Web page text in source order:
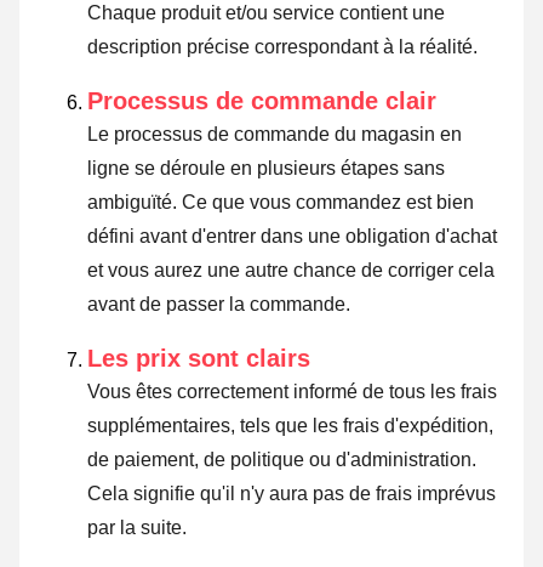
Chaque produit et/ou service contient une
description précise correspondant à la réalité.
Processus de commande clair
Le processus de commande du magasin en
ligne se déroule en plusieurs étapes sans
ambiguïté. Ce que vous commandez est bien
défini avant d'entrer dans une obligation d'achat
et vous aurez une autre chance de corriger cela
avant de passer la commande.
Les prix sont clairs
Vous êtes correctement informé de tous les frais
supplémentaires, tels que les frais d'expédition,
de paiement, de politique ou d'administration.
Cela signifie qu'il n'y aura pas de frais imprévus
par la suite.